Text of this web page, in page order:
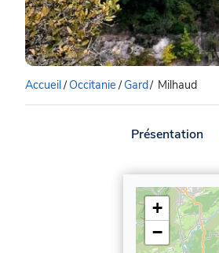
Accueil/Occitanie/Gard/ Milhaud
Présentation
+
−